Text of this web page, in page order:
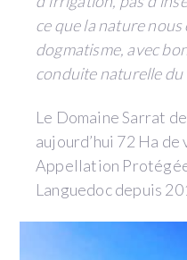
ce que la nature
dogmatisme, avec
conduite naturelle du
Le Domaine Sarrat
aujourd’hui 72 Ha de
Appellation
Languedoc depuis